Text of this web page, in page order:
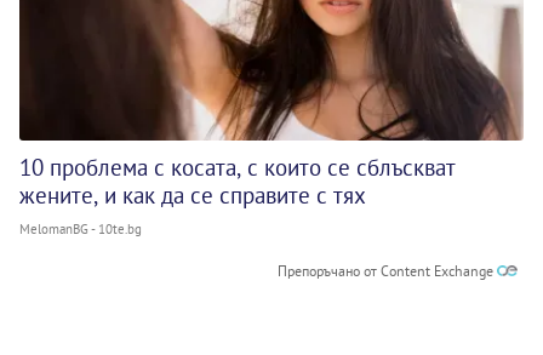
10 проблема с косата, с които се сблъскват
жените, и как да се справите с тях
MelomanBG - 10te.bg
Препоръчано от Content Exchange